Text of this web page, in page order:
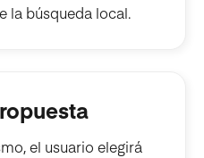
la búsqueda local.
el usuario elegirá